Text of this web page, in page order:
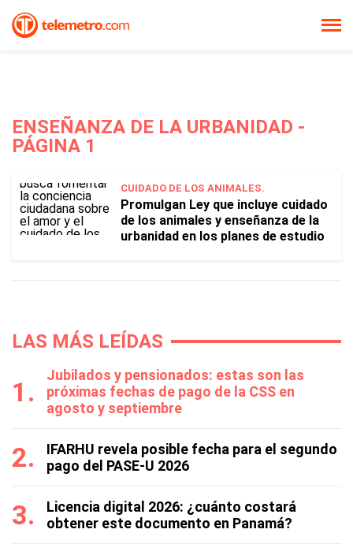
ENSEÑANZA DE LA URBANIDAD -
PÁGINA 1
CUIDADO DE LOS ANIMALES.
Promulgan Ley que incluye cuidado
de los animales y enseñanza de la
urbanidad en los planes de estudio
LAS MÁS LEÍDAS
Jubilados y pensionados: estas son las
próximas fechas de pago de la CSS en
agosto y septiembre
IFARHU revela posible fecha para el segundo
pago del PASE-U 2026
Licencia digital 2026: ¿cuánto costará
obtener este documento en Panamá?